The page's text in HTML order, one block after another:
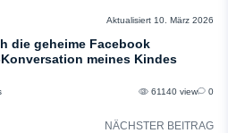
Aktualisiert 10. März 2026
die geheime Facebook
meines Kindes
61140 view 0
NÄCHSTER BEITRAG